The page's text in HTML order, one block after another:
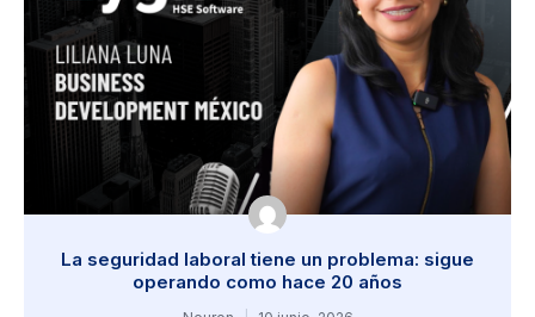
La seguridad laboral tiene un problema: sigue
operando como hace 20 años